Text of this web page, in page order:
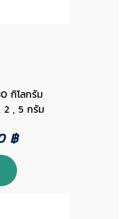
กิโลกรัม
2 , 5 กรัม
฿